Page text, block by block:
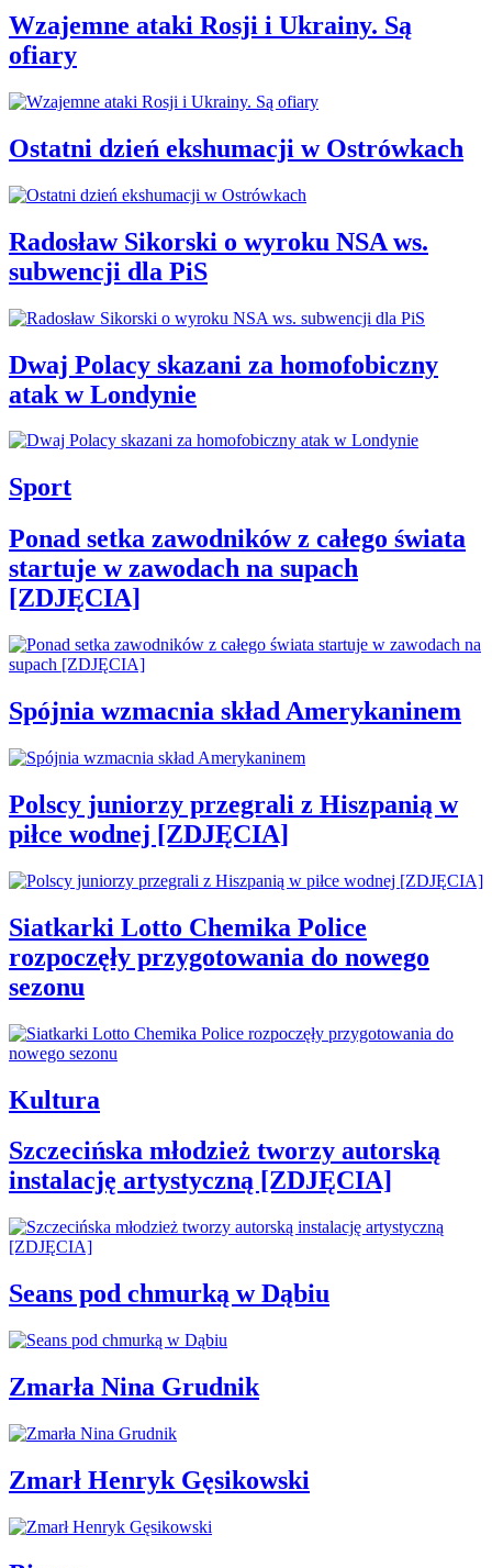
Wzajemne ataki Rosji i Ukrainy. Są
ofiary
Ostatni dzień ekshumacji w Ostrówkach
Radosław Sikorski o wyroku NSA ws.
subwencji dla PiS
Dwaj Polacy skazani za homofobiczny
atak w Londynie
Sport
Ponad setka zawodników z całego świata
startuje w zawodach na supach
[ZDJĘCIA]
Spójnia wzmacnia skład Amerykaninem
Polscy juniorzy przegrali z Hiszpanią w
piłce wodnej [ZDJĘCIA]
Siatkarki Lotto Chemika Police
rozpoczęły przygotowania do nowego
sezonu
Kultura
Szczecińska młodzież tworzy autorską
instalację artystyczną [ZDJĘCIA]
Seans pod chmurką w Dąbiu
Zmarła Nina Grudnik
Zmarł Henryk Gęsikowski